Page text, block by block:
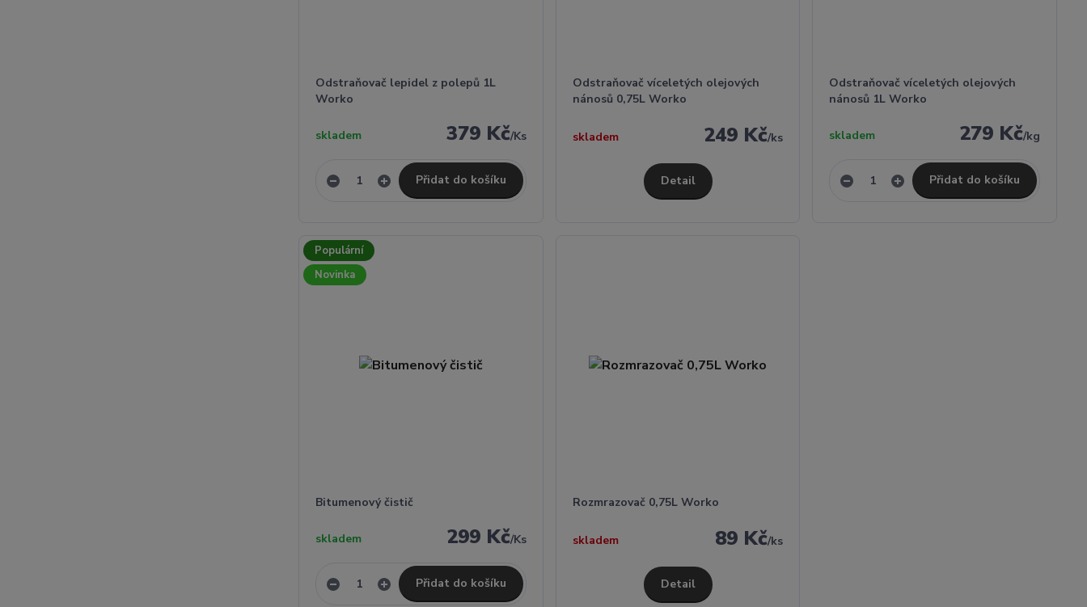
Odstraňovač lepidel z polepů 1L
Worko
379 Kč/Ks
skladem
Přidat do košíku
Odstraňovač víceletých olejových
nánosů 0,75L Worko
249 Kč/ks
skladem
Detail
Odstraňovač víceletých olejových
nánosů 1L Worko
279 Kč/kg
skladem
Přidat do košíku
Populární
Novinka
Bitumenový čistič
299 Kč/Ks
skladem
Přidat do košíku
Rozmrazovač 0,75L Worko
89 Kč/ks
skladem
Detail